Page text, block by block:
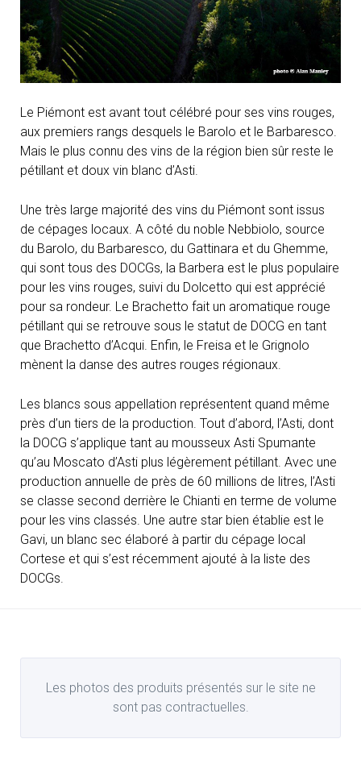
Le Piémont est avant tout célébré pour ses vins rouges,
aux premiers rangs desquels le Barolo et le Barbaresco.
Mais le plus connu des vins de la région bien sûr reste le
pétillant et doux vin blanc d’Asti.
Une très large majorité des vins du Piémont sont issus
de cépages locaux. A côté du noble Nebbiolo, source
du Barolo, du Barbaresco, du Gattinara et du Ghemme,
qui sont tous des DOCGs, la Barbera est le plus populaire
pour les vins rouges, suivi du Dolcetto qui est apprécié
pour sa rondeur. Le Brachetto fait un aromatique rouge
pétillant qui se retrouve sous le statut de DOCG en tant
que Brachetto d’Acqui. Enfin, le Freisa et le Grignolo
mènent la danse des autres rouges régionaux.
Les blancs sous appellation représentent quand même
près d’un tiers de la production. Tout d’abord, l’Asti, dont
la DOCG s’applique tant au mousseux Asti Spumante
qu’au Moscato d’Asti plus légèrement pétillant. Avec une
production annuelle de près de 60 millions de litres, l’Asti
se classe second derrière le Chianti en terme de volume
pour les vins classés. Une autre star bien établie est le
Gavi, un blanc sec élaboré à partir du cépage local
Cortese et qui s’est récemment ajouté à la liste des
DOCGs.
Les photos des produits présentés sur le site ne
sont pas contractuelles.